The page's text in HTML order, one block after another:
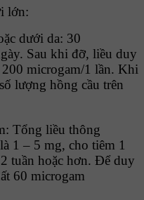
lớn:
dưới da: 30
Sau khi đỡ, liều duy
microgam/1 lần. Khi
lượng hồng cầu trên
Tổng liều thông
1 – 5 mg, cho tiêm 1
tuần hoặc hơn. Ðể duy
60 microgam